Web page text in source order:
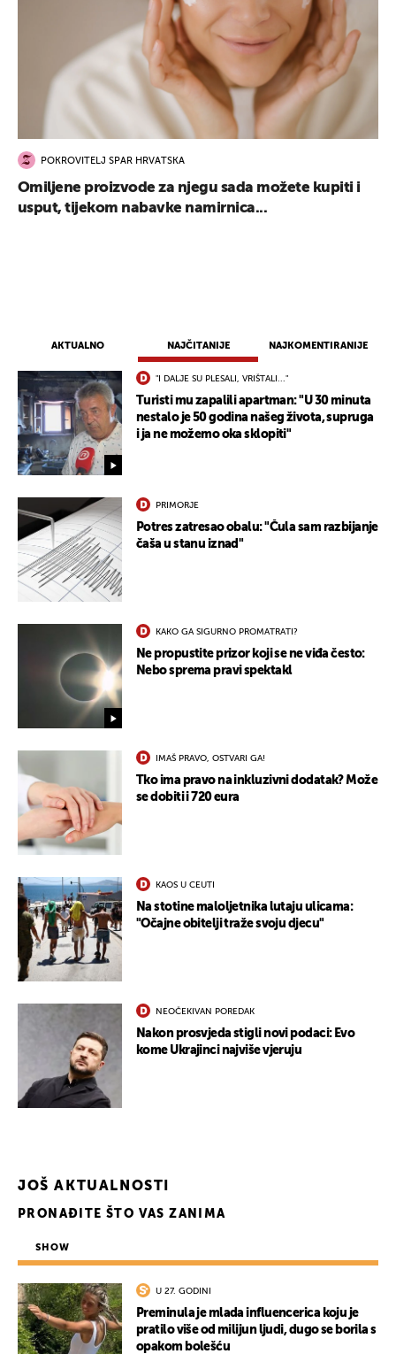
AKTUALNO NAJČITANIJE NAJKOMENTIRANIJE
"I DALJE SU PLESALI, VRIŠTALI..."
Turisti mu zapalili apartman: "U 30 minuta
nestalo je 50 godina našeg života, supruga
i ja ne možemo oka sklopiti"
PRIMORJE
Potres zatresao obalu: "Čula sam razbijanje
čaša u stanu iznad"
KAKO GA SIGURNO PROMATRATI?
Ne propustite prizor koji se ne viđa često:
Nebo sprema pravi spektakl
IMAŠ PRAVO, OSTVARI GA!
Tko ima pravo na inkluzivni dodatak? Može
se dobiti i 720 eura
KAOS U CEUTI
Na stotine maloljetnika lutaju ulicama:
"Očajne obitelji traže svoju djecu"
NEOČEKIVAN POREDAK
Nakon prosvjeda stigli novi podaci: Evo
kome Ukrajinci najviše vjeruju
JOŠ AKTUALNOSTI
POKROVITELJ SPAR HRVATSKA
Omiljene proizvode za njegu sada možete kupiti i
usput, tijekom nabavke namirnica...
PRONAĐITE ŠTO VAS ZANIMA
SHOW
U 27. GODINI
Preminula je mlada influencerica koju je
pratilo više od milijun ljudi, dugo se borila s
opakom bolešću